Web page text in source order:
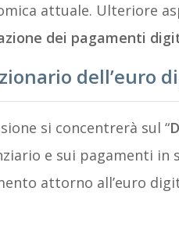
attuale. Ulteriore
dei pagamenti
dell’euro
si concentrerà sul “
e sui pagamenti in
attorno all’euro